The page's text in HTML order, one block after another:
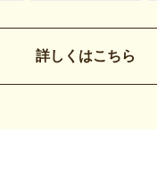
詳しくはこちら